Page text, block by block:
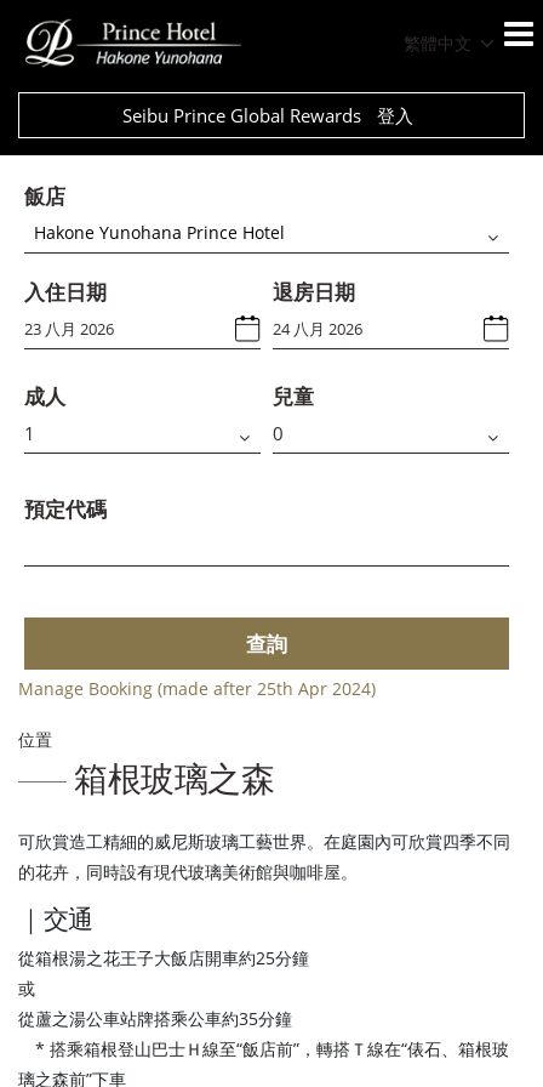
繁體中文
Seibu Prince Global Rewards 登入
飯店
Hakone Yunohana Prince Hotel
入住日期 退房日期
成人 兒童
預定代碼
查詢
Manage Booking (made after 25th Apr 2024)
位置
箱根玻璃之森
可欣賞造工精細的威尼斯玻璃工藝世界。在庭園內可欣賞四季不同
的花卉，同時設有現代玻璃美術館與咖啡屋。
｜交通
從箱根湯之花王子大飯店開車約25分鐘
或
從蘆之湯公車站牌搭乘公車約35分鐘
* 搭乘箱根登山巴士Ｈ線至“飯店前”，轉搭Ｔ線在“俵石、箱根玻
璃之森前”下車